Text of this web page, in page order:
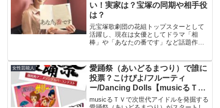
い！実家は？宝塚の同期や相手役
は？
元宝塚歌劇団の花組トップスターとして
活躍し、現在は女優としてドラマ「相
棒」や「あなたの番です」など話題作に
WARS」にも出演！女優としての真飛聖
さんの演技力の高さに、...
女性芸能人
愛踊祭（あいどるまつり）で誰に
投票？こけぴよ/フルーティ
ー/Dancing Dolls【musicるＴ
Ｖ】
musicるＴＶで次世代アイドルを発掘する